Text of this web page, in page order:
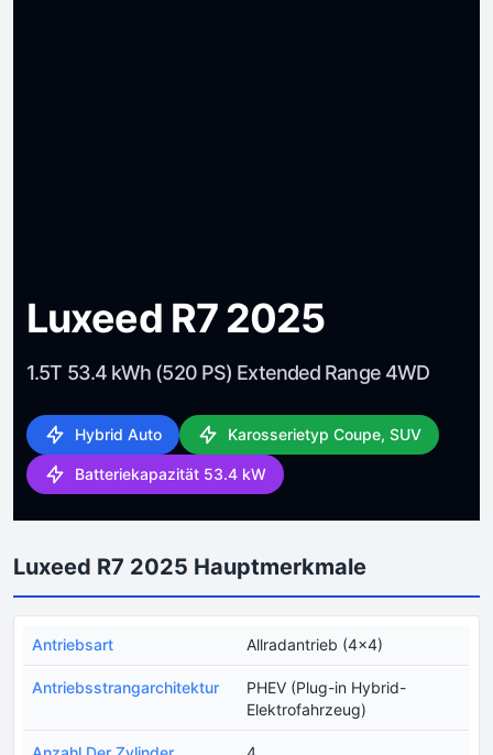
Luxeed R7 2025
1.5T 53.4 kWh (520 PS) Extended Range 4WD
Hybrid Auto Karosserietyp Coupe, SUV
Batteriekapazität 53.4 kW
Luxeed R7 2025 Hauptmerkmale
Antriebsart Allradantrieb (4x4)
Antriebsstrangarchitektur
PHEV (Plug-in Hybrid-
Elektrofahrzeug)